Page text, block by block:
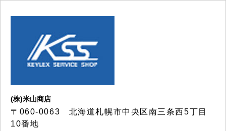
(株)米山商店
〒060-0063 北海道札幌市中央区南三条西5丁目
10番地